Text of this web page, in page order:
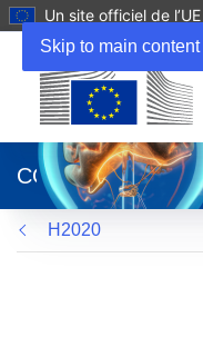
Skip to main content
Un site officiel de l’UE
dans
une
nouvelle
fenêtre)
CORDIS
H2020